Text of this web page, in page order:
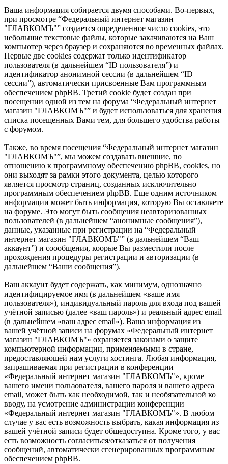
Ваша информация собирается двумя способами. Во-первых,
при просмотре “Федеральный интернет магазин
"ГЛАВКОМЪ"” создается определенное число cookies, это
небольшие текстовые файлы, которые закачиваются на Ваш
компьютер через браузер и сохраняются во временных файлах.
Первые две cookies содержат только идентификатор
пользователя (в дальнейшем “ID пользователя”) и
идентификатор анонимной сессии (в дальнейшем “ID
сессии”), автоматически присвоенные Вам программным
обеспечением phpBB. Третий cookie будет создан при
посещении одной из тем на форума “Федеральный интернет
магазин "ГЛАВКОМЪ"” и будет использоваться для хранения
списка посещенных Вами тем, для большего удобства работы
с форумом.
Также, во время посещения “Федеральный интернет магазин
"ГЛАВКОМЪ"”, мы можем создавать внешние, по
отношению к программному обеспечению phpBB, cookies, но
они выходят за рамки этого документа, целью которого
является просмотр страниц, созданных исключительно
программным обеспечением phpBB. Еще одним источником
информации может быть информация, которую Вы оставляете
на форуме. Это могут быть сообщения неавторизованных
пользователей (в дальнейшем “анонимные сообщения”),
данные, указанные при регистрации на “Федеральный
интернет магазин "ГЛАВКОМЪ"” (в дальнейшем “Ваш
аккаунт”) и соообщения, коорые Вы разместили после
прохождения процедуры регистрации и авторизации (в
дальнейшем “Ваши сообщения”).
Ваш аккаунт будет содержать, как минимум, однозначно
идентифицируемое имя (в дальнейшем «ваше имя
пользователя»), индивидуальный пароль для входа под вашей
учётной записью (далее «ваш пароль») и реальный адрес email
(в дальнейшем «ваш адрес email»). Ваша информация из
вашей учётной записи на форумах «Федеральный интернет
магазин "ГЛАВКОМЪ"» охраняется законами о защите
компьютерной информации, применяемыми в стране,
предоставляющей нам услуги хостинга. Любая информация,
запрашиваемая при регистрации в конференции
«Федеральный интернет магазин "ГЛАВКОМЪ"», кроме
вашего имени пользователя, вашего пароля и вашего адреса
email, может быть как необходимой, так и необязательной ко
вводу, на усмотрение администрации конференции
«Федеральный интернет магазин "ГЛАВКОМЪ"». В любом
случае у вас есть возможность выбрать, какая информация из
вашей учётной записи будет общедоступна. Кроме того, у вас
есть возможность согласиться/отказаться от получения
сообщений, автоматически сгенерированных программным
обеспечением phpBB.